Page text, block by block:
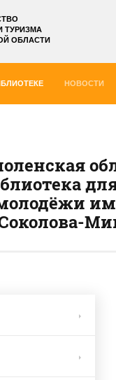
ТУРИЗМА
ОБЛАСТИ
НОВОСТИ